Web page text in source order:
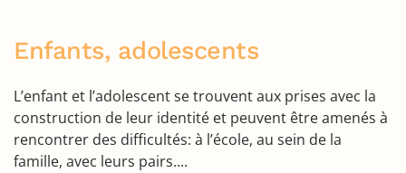
Enfants, adolescents
L’enfant et l’adolescent se trouvent aux prises avec la
construction de leur identité et peuvent être amenés à
rencontrer des difficultés: à l’école, au sein de la
famille, avec leurs pairs....